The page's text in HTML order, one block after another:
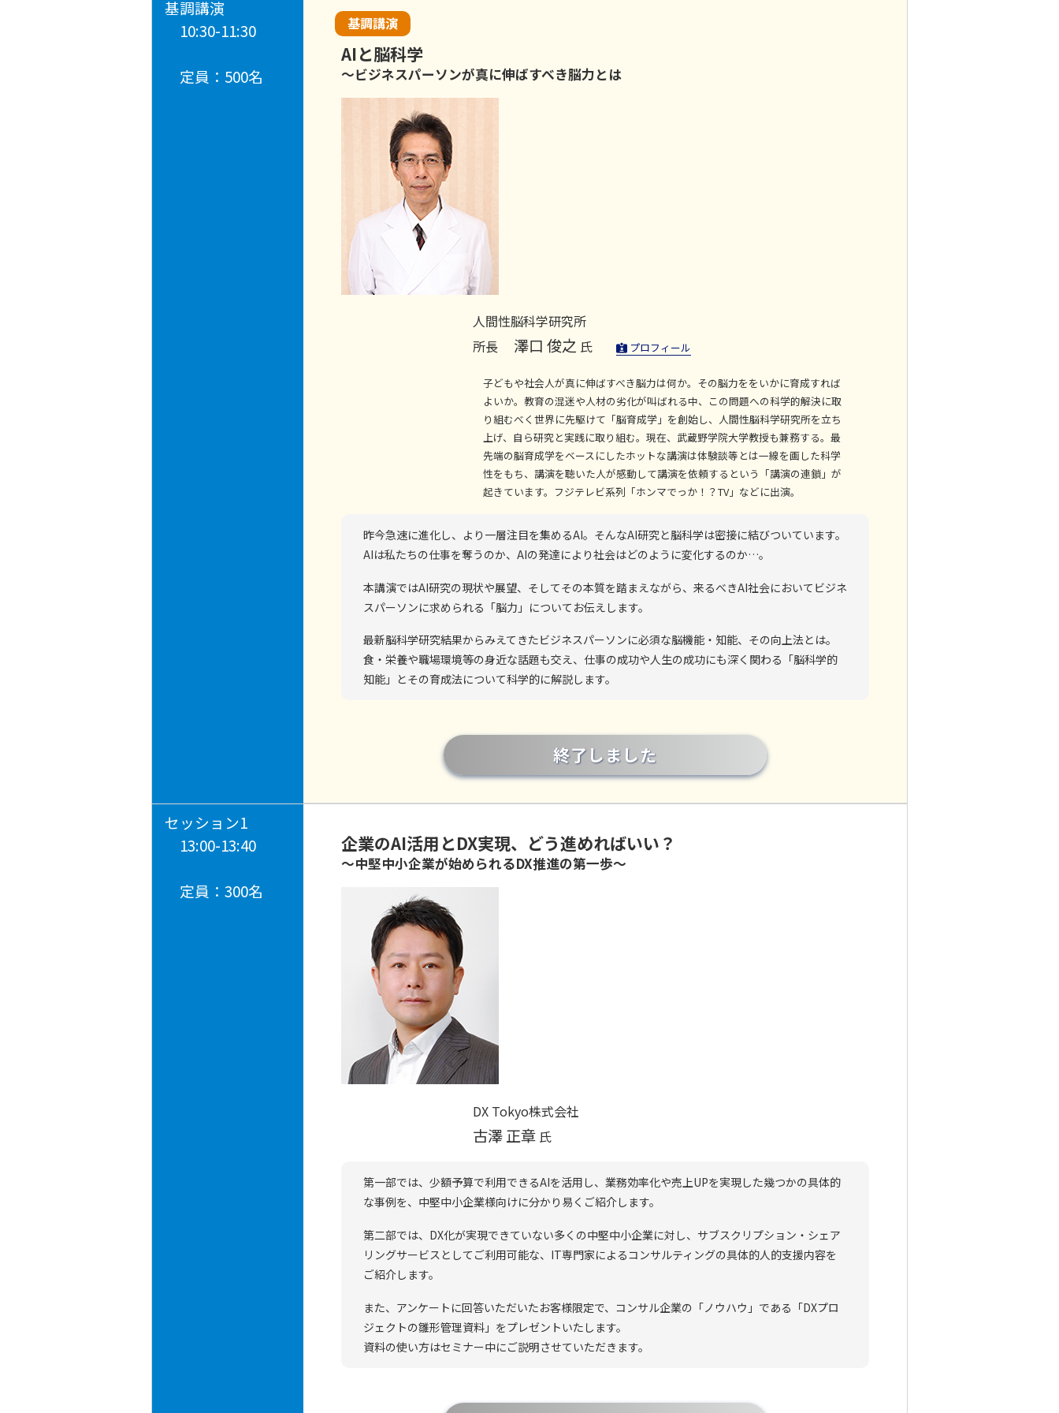
基調講演
10:30-11:30
定員：500名
AIと脳科学
～ビジネスパーソンが真に伸ばすべき脳力とは
人間性脳科学研究所
所長
澤口 俊之 氏 プロフィール
子どもや社会人が真に伸ばすべき脳力は何か。その脳力ををいかに育成すれば
よいか。教育の混迷や人材の劣化が叫ばれる中、この問題への科学的解決に取
り組むべく世界に先駆けて「脳育成学」を創始し、人間性脳科学研究所を立ち
上げ、自ら研究と実践に取り組む。現在、武蔵野学院大学教授も兼務する。最
先端の脳育成学をベースにしたホットな講演は体験談等とは一線を画した科学
性をもち、講演を聴いた人が感動して講演を依頼するという「講演の連鎖」が
起きています。フジテレビ系列「ホンマでっか！？TV」などに出演。
昨今急速に進化し、より一層注目を集めるAI。そんなAI研究と脳科学は密接に結びついています。
AIは私たちの仕事を奪うのか、AIの発達により社会はどのように変化するのか…。
本講演ではAI研究の現状や展望、そしてその本質を踏まえながら、来るべきAI社会においてビジネ
スパーソンに求められる「脳力」についてお伝えします。
最新脳科学研究結果からみえてきたビジネスパーソンに必須な脳機能・知能、その向上法とは。
食・栄養や職場環境等の身近な話題も交え、仕事の成功や人生の成功にも深く関わる「脳科学的
知能」とその育成法について科学的に解説します。
終了しました
セッション1
13:00-13:40
定員：300名
企業のAI活用とDX実現、どう進めればいい？
～中堅中小企業が始められるDX推進の第一歩～
DX Tokyo株式会社
古澤 正章 氏
第一部では、少額予算で利用できるAIを活用し、業務効率化や売上UPを実現した幾つかの具体的
な事例を、中堅中小企業様向けに分かり易くご紹介します。
第二部では、DX化が実現できていない多くの中堅中小企業に対し、サブスクリプション・シェア
リングサービスとしてご利用可能な、IT専門家によるコンサルティングの具体的人的支援内容を
ご紹介します。
また、アンケートに回答いただいたお客様限定で、コンサル企業の「ノウハウ」である「DXプロ
ジェクトの雛形管理資料」をプレゼントいたします。
資料の使い方はセミナー中にご説明させていただきます。